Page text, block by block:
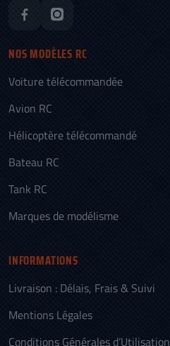
NOS MODÈLES RC
Voiture télécommandée
Avion RC
Hélicoptère télécommandé
Bateau RC
Tank RC
Marques de modélisme
INFORMATIONS
Livraison : Délais, Frais & Suivi
Mentions Légales
Conditions Générales d’Utilisation